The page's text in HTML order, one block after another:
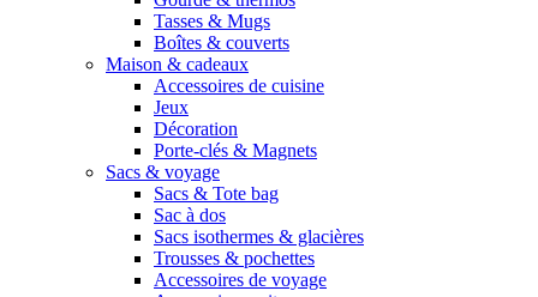
Tasses & Mugs
Boîtes & couverts
Maison & cadeaux
Accessoires de cuisine
Jeux
Décoration
Porte-clés & Magnets
Sacs & voyage
Sacs & Tote bag
Sac à dos
Sacs isothermes & glacières
Trousses & pochettes
Accessoires de voyage